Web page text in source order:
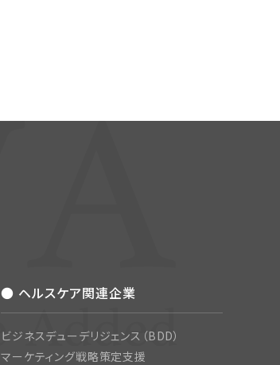
● ヘルスケア関連企業
ビジネスデューデリジェンス（BDD）
マーケティング戦略策定支援